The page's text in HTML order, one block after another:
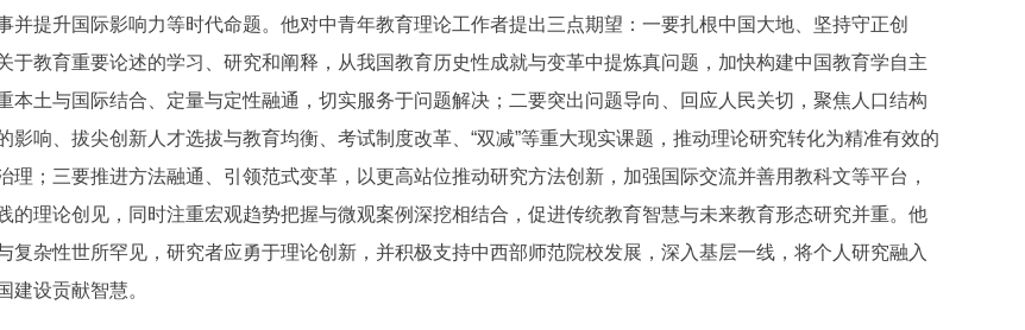
并提升国际影响力等时代命题。他对中青年教育理论工作者提出三点期望：一要扎根中国大地、坚持守正创
于教育重要论述的学习、研究和阐释，从我国教育历史性成就与变革中提炼真问题，加快构建中国教育学自主
本土与国际结合、定量与定性融通，切实服务于问题解决；二要突出问题导向、回应人民关切，聚焦人口结构
影响、拔尖创新人才选拔与教育均衡、考试制度改革、“双减”等重大现实课题，推动理论研究转化为精准有效的
理；三要推进方法融通、引领范式变革，以更高站位推动研究方法创新，加强国际交流并善用教科文等平台，
的理论创见，同时注重宏观趋势把握与微观案例深挖相结合，促进传统教育智慧与未来教育形态研究并重。他
复杂性世所罕见，研究者应勇于理论创新，并积极支持中西部师范院校发展，深入基层一线，将个人研究融入
建设贡献智慧。